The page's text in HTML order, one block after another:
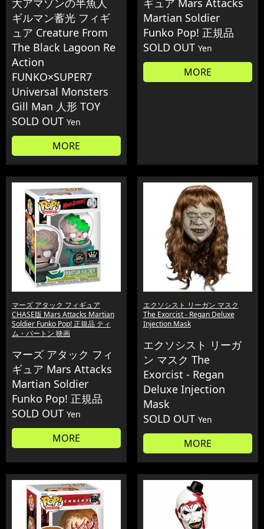
大アマゾンの半魚人
ギルマン蓄光 フィギ
ュア Creature From
The Black Lagoon Re
Action
FUNKO×SUPER7
Universal Monsters
Gill Man 人形 TOY
SOLD OUT Yen
MORE
ギュア Mars Attacks
Martian Soldier
Funko Pop! 正規品
SOLD OUT Yen
MORE
マーズ アタック フィギュア
CHASE版 Mars Attacks Martian
Soldier Funko Pop! 正規品 ティ
ム・バートン 映画
マーズ アタック フィ
ギュア Mars Attacks
Martian Soldier
Funko Pop! 正規品
SOLD OUT Yen
MORE
エクソシスト リーガン マスク
The Exorcist - Regan Deluxe
Injection Mask
エクソシスト リーガ
ン マスク The
Exorcist - Regan
Deluxe Injection
Mask
SOLD OUT Yen
MORE